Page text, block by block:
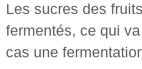
Les sucres des
fermentés, ce qui
cas une